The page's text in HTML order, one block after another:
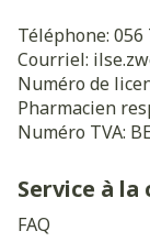
Téléphone: 056
Courriel:
Numéro de
Pharmacien
Numéro TVA:
Service à
FAQ